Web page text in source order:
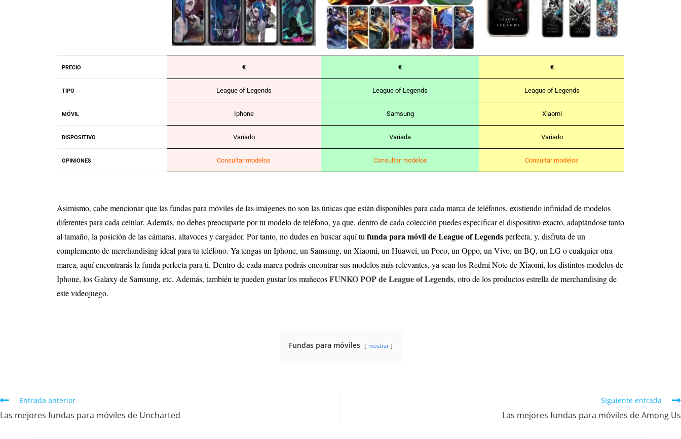
PRECIO € € €
TIPO League of Legends League of Legends League of Legends
MÓVIL Iphone Samsung Xiaomi
DISPOSITIVO Variado Variada Variado
OPINIONES Consultar modelos Consultar modelos Consultar modelos
Asimismo, cabe mencionar que las fundas para móviles de las imágenes no son las únicas que están disponibles para cada marca de teléfonos, existiendo infinidad de modelos
diferentes para cada celular. Además, no debes preocuparte por tu modelo de teléfono, ya que, dentro de cada colección puedes especificar el dispositivo exacto, adaptándose tanto
al tamaño, la posición de las cámaras, altavoces y cargador. Por tanto, no dudes en buscar aquí tu funda para móvil de League of Legendsperfecta, y, disfruta de un
complemento de merchandising ideal para tu teléfono. Ya tengas un Iphone, un Samsung, un Xiaomi, un Huawei, un Poco, un Oppo, un Vivo, un BQ, un LG o cualquier otra
marca, aquí encontrarás la funda perfecta para ti. Dentro de cada marca podrás encontrar sus modelos más relevantes, ya sean los Redmi Note de Xiaomi, los distintos modelos de
Iphone, los Galaxy de Samsung, etc. Además, también te pueden gustar los muñecosFUNKO POP de League of Legends, otro de los productos estrella de merchandising de
este videojuego.
Fundas para móviles mostrar
Entrada anterior
Las mejores fundas para móviles de Uncharted
Siguiente entrada
Las mejores fundas para móviles de Among Us